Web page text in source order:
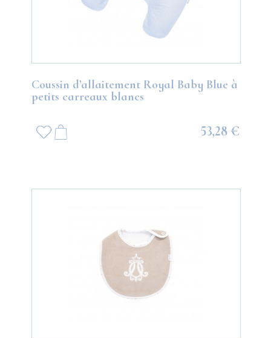
Coussin d’allaitement Royal Baby Blue à
petits carreaux blancs
53,28 €